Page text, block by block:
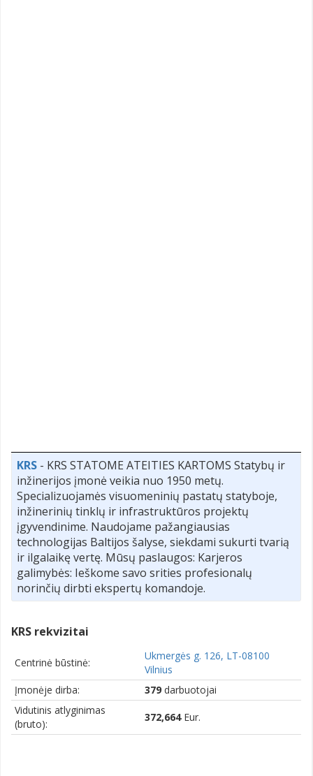
KRS - KRS STATOME ATEITIES KARTOMS Statybų ir
inžinerijos įmonė veikia nuo 1950 metų.
Specializuojamės visuomeninių pastatų statyboje,
inžinerinių tinklų ir infrastruktūros projektų
įgyvendinime. Naudojame pažangiausias
technologijas Baltijos šalyse, siekdami sukurti tvarią
ir ilgalaikę vertę. Mūsų paslaugos: Karjeros
galimybės: Ieškome savo srities profesionalų
norinčių dirbti ekspertų komandoje.
KRS rekvizitai
Centrinė būstinė:
Ukmergės g. 126, LT-08100
Vilnius
Įmonėje dirba:
379 darbuotojai
Vidutinis atlyginimas
(bruto):
372,664Eur.